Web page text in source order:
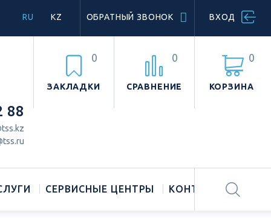
ВХОД
ОБРАТНЫЙ ЗВОНОК
RU KZ
КОРЗИНА
0
ЗАКЛАДКИ
0
СРАВНЕНИЕ
0
88
СЕРВИСНЫЕ ЦЕНТРЫ КОНТАКТЫ